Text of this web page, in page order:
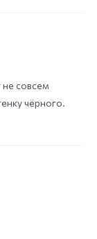
совсем
чёрного.